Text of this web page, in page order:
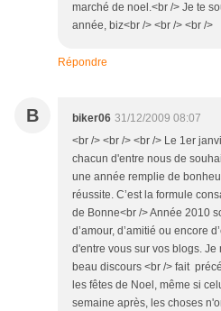
marché de noel.<br /> Je te
année, biz<br /> <br /> <br />
Répondre
B biker06 31/12/2009 08:07
<br /> <br /> <br /> Le 1er
chacun d'entre nous de
une année remplie de
réussite. C’est la formule
de Bonne<br /> Année 2010
d’amour, d’amitié ou encore
d'entre vous sur vos blogs.
beau discours <br /> fait
les fêtes de Noel, même si
semaine après, les choses